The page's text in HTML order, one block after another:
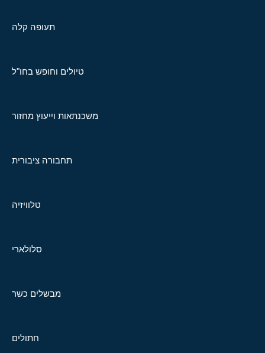
תעופה קלה
טיולים וחופש בחו"ל
משכנתאות וייעוץ מחזור
תחבורה ציבורית
טלוויזיה
סלולארי
מבשלים כשר
חתולים